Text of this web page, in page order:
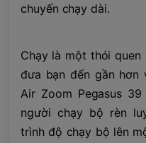
chuyến chạy dài.
Chạy là một thói
đưa bạn đến gần hơn
Air Zoom Pegasus
người chạy bộ rèn
trình độ chạy bộ lên